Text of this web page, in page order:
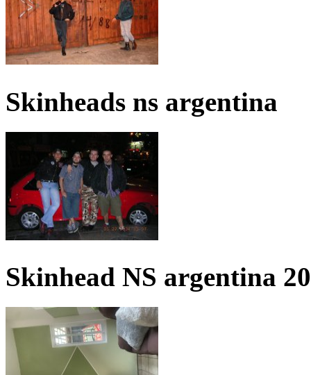
Skinheads ns argentina
Skinhead NS argentina